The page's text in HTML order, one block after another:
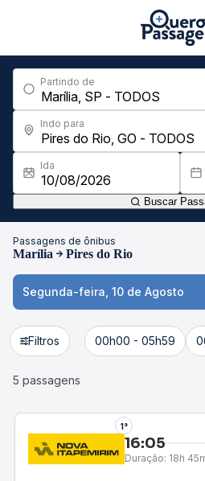
Partindo de
Indo para
Ida
Buscar
Passagens de ônibus
Marília Pires do Rio
Segunda-feira, 10 de Agosto
Filtros 00h00 - 05h59
5 passagens
1°
16:05
Duração: 18h